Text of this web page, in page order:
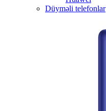
Düyməli telefonlar